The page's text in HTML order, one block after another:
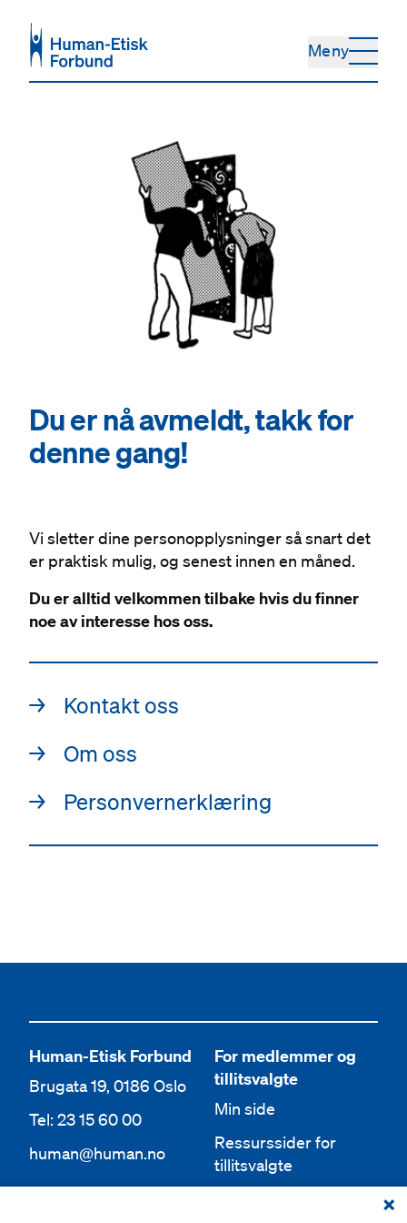
Meny
Du er nå avmeldt, takk for
denne gang!
Vi sletter dine personopplysninger så snart det
er praktisk mulig, og senest innen en måned.
Du er alltid velkommen tilbake hvis du finner
noe av interesse hos oss.
→
Kontakt oss
→
Om oss
→
Personvern­erklæring
Human-Etisk Forbund
Brugata 19, 0186 Oslo
Tel: 23 15 60 00
human@human.no
For medlemmer og
tillitsvalgte
Min side
Ressurssider for
tillitsvalgte